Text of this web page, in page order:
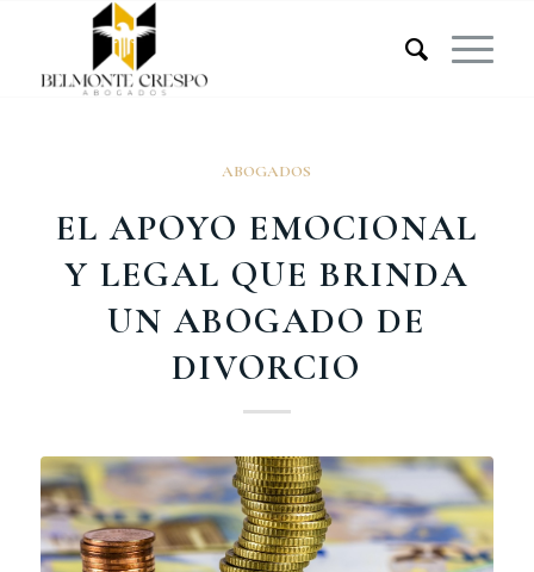
ABOGADOS
EL APOYO EMOCIONAL
Y LEGAL QUE BRINDA
UN ABOGADO DE
DIVORCIO